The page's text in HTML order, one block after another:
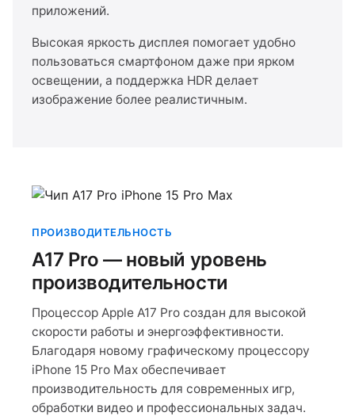
приложений.
Высокая яркость дисплея помогает удобно
пользоваться смартфоном даже при ярком
освещении, а поддержка HDR делает
изображение более реалистичным.
ПРОИЗВОДИТЕЛЬНОСТЬ
A17 Pro — новый уровень
производительности
Процессор Apple A17 Pro создан для высокой
скорости работы и энергоэффективности.
Благодаря новому графическому процессору
iPhone 15 Pro Max обеспечивает
производительность для современных игр,
обработки видео и профессиональных задач.